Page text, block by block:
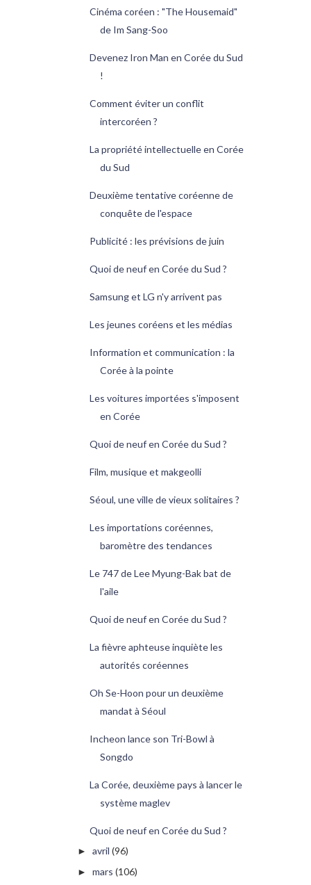
Cinéma coréen : "The Housemaid"
de Im Sang-Soo
Devenez Iron Man en Corée du Sud
!
Comment éviter un conflit
intercoréen ?
La propriété intellectuelle en Corée
du Sud
Deuxième tentative coréenne de
conquête de l'espace
Publicité : les prévisions de juin
Quoi de neuf en Corée du Sud ?
Samsung et LG n'y arrivent pas
Les jeunes coréens et les médias
Information et communication : la
Corée à la pointe
Les voitures importées s'imposent
en Corée
Quoi de neuf en Corée du Sud ?
Film, musique et makgeolli
Séoul, une ville de vieux solitaires ?
Les importations coréennes,
baromètre des tendances
Le 747 de Lee Myung-Bak bat de
l'aile
Quoi de neuf en Corée du Sud ?
La fièvre aphteuse inquiète les
autorités coréennes
Oh Se-Hoon pour un deuxième
mandat à Séoul
Incheon lance son Tri-Bowl à
Songdo
La Corée, deuxième pays à lancer le
système maglev
Quoi de neuf en Corée du Sud ?
► avril (96)
► mars (106)